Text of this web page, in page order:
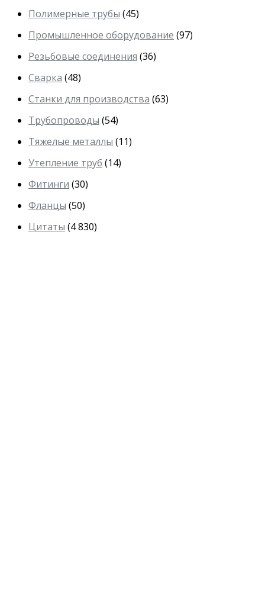
Полимерные трубы (45)
Промышленное оборудование (97)
Резьбовые соединения (36)
Сварка (48)
Станки для производства (63)
Трубопроводы (54)
Тяжелые металлы (11)
Утепление труб (14)
Фитинги (30)
Фланцы (50)
Цитаты (4 830)